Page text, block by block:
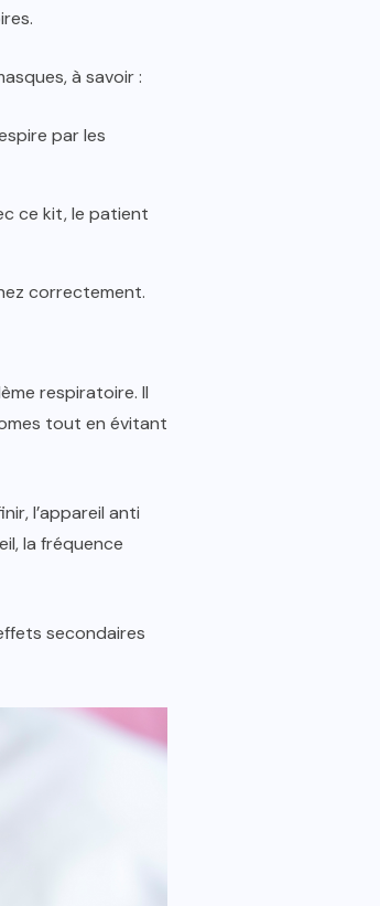
à savoir :
par les
ce kit, le patient
correctement.
respiratoire. Il
tout en évitant
l’appareil anti
la fréquence
secondaires